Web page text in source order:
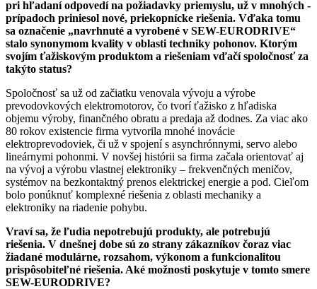
pri hľadaní odpovedí na požiadavky priemyslu, už v mnohých ­
prípadoch priniesol nové, priekopnícke riešenia. Vďaka tomu
sa označenie „navrhnuté a vyrobené v SEW-EURODRIVE“
stalo ­synonymom kvality v oblasti techniky pohonov. Ktorým
svojím ťažiskovým produktom a riešeniam vďačí spoločnosť za
takýto status?
Spoločnosť sa už od začiatku venovala vývoju a výrobe
prevodovkových elektromotorov, čo tvorí ťažisko z hľadiska
objemu výroby, finančného obratu a predaja až dodnes. Za viac ako
80 rokov ­existencie firma vytvorila mnohé inovácie
elektroprevodoviek, či už v spojení s asynchrónnymi, servo alebo
lineárnymi pohonmi. V novšej histórii sa firma začala orientovať aj
na vývoj a výrobu vlastnej elektroniky – frekvenčných meničov,
systémov na bezkontaktný prenos elektrickej energie a pod. Cieľom
bolo ponúknuť komplexné riešenia z oblasti mechaniky a
elektroniky na riadenie pohybu.
Vraví sa, že ľudia nepotrebujú produkty, ale potrebujú
riešenia. V dnešnej dobe sú zo strany zákazníkov čoraz viac
žiadané ­modulárne, rozsahom, výkonom a funkcionalitou
prispôsobiteľné riešenia. Aké možnosti poskytuje v tomto smere
SEW-EURODRIVE?